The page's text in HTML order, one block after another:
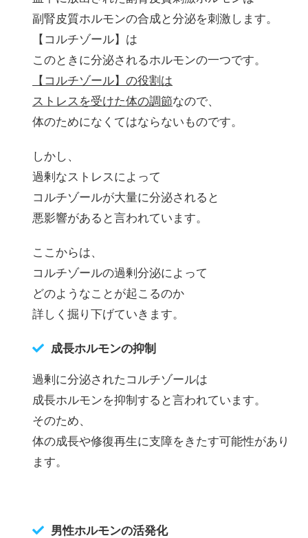
副腎皮質ホルモンの合成と分泌を刺激します。
【コルチゾール】は
このときに分泌されるホルモンの一つです。
【コルチゾール】の役割は
ストレスを受けた体の調節なので、
体のためになくてはならないものです。
しかし、
過剰なストレスによって
コルチゾールが大量に分泌されると
悪影響があると言われています。
ここからは、
コルチゾールの過剰分泌によって
どのようなことが起こるのか
詳しく掘り下げていきます。
成長ホルモンの抑制
過剰に分泌されたコルチゾールは
成長ホルモンを抑制すると言われています。
そのため、
体の成長や修復再生に支障をきたす可能性があり
ます。
男性ホルモンの活発化